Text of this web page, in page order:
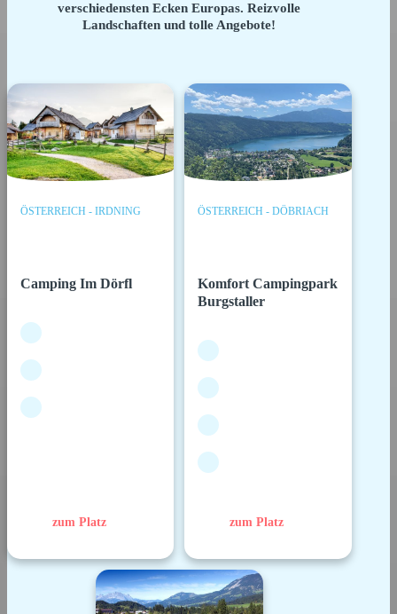
verschiedensten Ecken Europas. Reizvolle
Landschaften und tolle Angebote!
ÖSTERREICH - IRDNING
Camping Im Dörfl
zum Platz
ÖSTERREICH - DÖBRIACH
Komfort Campingpark
Burgstaller
zum Platz